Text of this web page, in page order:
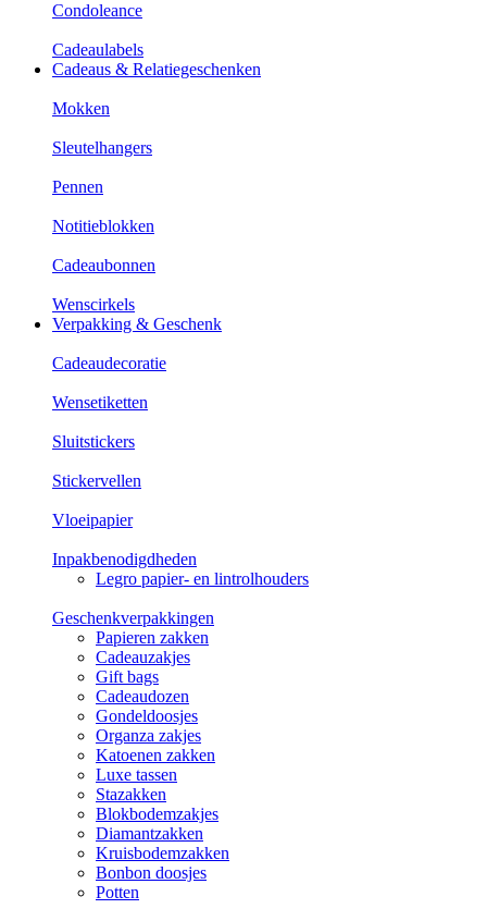
Condoleance
Cadeaulabels
Cadeaus & Relatiegeschenken
Mokken
Sleutelhangers
Pennen
Notitieblokken
Cadeaubonnen
Wenscirkels
Verpakking & Geschenk
Cadeaudecoratie
Wensetiketten
Sluitstickers
Stickervellen
Vloeipapier
Inpakbenodigdheden
Legro papier- en lintrolhouders
Geschenkverpakkingen
Papieren zakken
Cadeauzakjes
Gift bags
Cadeaudozen
Gondeldoosjes
Organza zakjes
Katoenen zakken
Luxe tassen
Stazakken
Blokbodemzakjes
Diamantzakken
Kruisbodemzakken
Bonbon doosjes
Potten